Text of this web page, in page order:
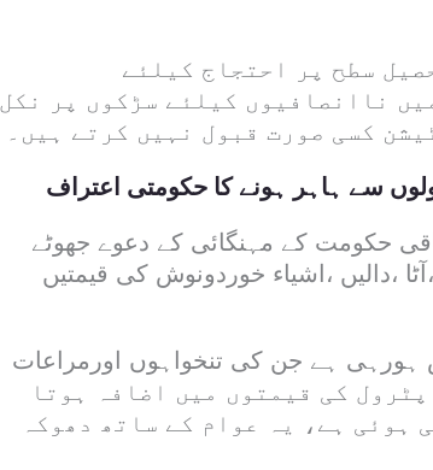
سطح پر احتجاج کیلئے
ناانصافیوں کیلئے سڑکوں پر نکل
کسی صورت قبول نہیں کرتے ہیں۔
سے ہاہر ہونے کا حکومتی اعتراف
،وفاقی حکومت کے مہنگائی کے دعوے جھوٹے
،دالیں ،اشیاء خوردونوش کی قیمتیں
ہے جن کی تنخواہوں اورمراعات
ہوا ہے ،ہر15دن بعد پٹرول کی قیمتوں میں اضافہ ہوتا
ہوئی ہے، یہ عوام کے ساتھ دھوکہ